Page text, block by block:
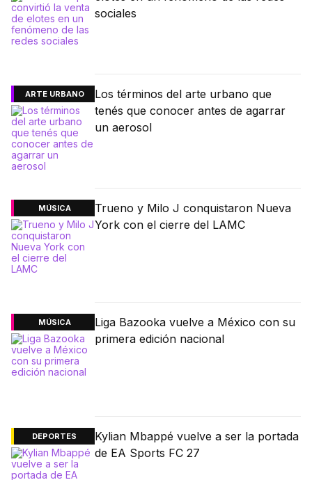
sociales
ARTE URBANO
Los términos del arte urbano que
tenés que conocer antes de agarrar
un aerosol
MÚSICA
Trueno y Milo J conquistaron Nueva
York con el cierre del LAMC
MÚSICA
Liga Bazooka vuelve a México con su
primera edición nacional
DEPORTES
Kylian Mbappé vuelve a ser la portada
de EA Sports FC 27